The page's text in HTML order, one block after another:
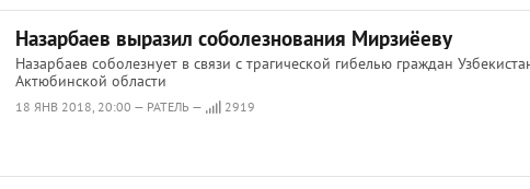
Назарбаев выразил соболезнования Мирзиёеву
Назарбаев соболезнует в связи с трагической гибелью граждан
Актюбинской области
18 ЯНВ 2018, 20:00 — РАТЕЛЬ — 2919